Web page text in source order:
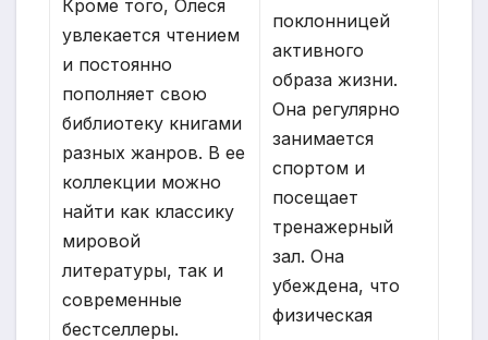
Кроме того, Олеся
увлекается чтением
и постоянно
пополняет свою
библиотеку книгами
разных жанров. В ее
коллекции можно
найти как классику
мировой
литературы, так и
современные
бестселлеры.
поклонницей
активного
образа жизни.
Она регулярно
занимается
спортом и
посещает
тренажерный
зал. Она
убеждена, что
физическая